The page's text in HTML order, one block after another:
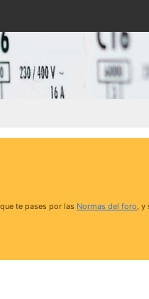
te pases por las Normas del foro, y